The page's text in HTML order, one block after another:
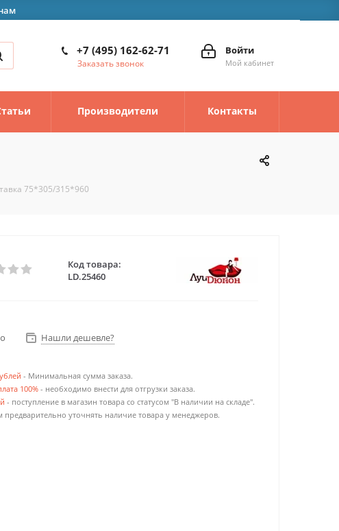
Войти
Мой кабинет
+7 (495) 162-62-71
Заказать звонок
Производители Контакты
75*305/315*960
Код товара:
LD.25460
Нашли дешевле?
- Минимальная сумма заказа.
100% - необходимо внести для отгрузки заказа.
- поступление в магазин товара со статусом "В наличии на складе".
предварительно уточнять наличие товара у менеджеров.